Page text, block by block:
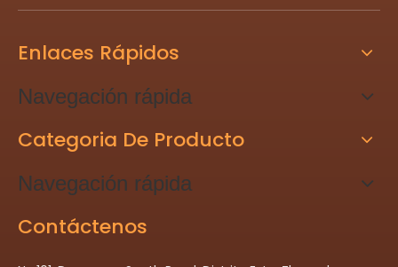
Enlaces Rápidos
Navegación rápida
Categoria De Producto
Navegación rápida
Contáctenos